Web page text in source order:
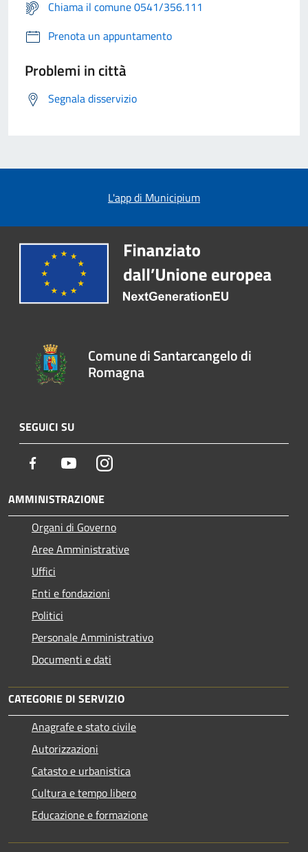
Chiama il comune 0541/356.111
Prenota un appuntamento
Problemi in città
Segnala disservizio
L'app di Municipium
Comune di Santarcangelo di
Romagna
SEGUICI SU
Facebook YoutubeInstagram
AMMINISTRAZIONE
Organi di Governo
Aree Amministrative
Uffici
Enti e fondazioni
Politici
Personale Amministrativo
Documenti e dati
CATEGORIE DI SERVIZIO
Anagrafe e stato civile
Autorizzazioni
Catasto e urbanistica
Cultura e tempo libero
Educazione e formazione